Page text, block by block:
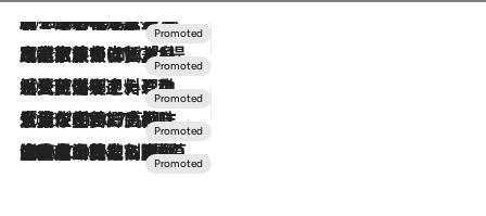
2026.8.7
【トンボの足水浴】ヒノキの香りに包まれて涼感マックス！約13℃の湧水かけ流しを避暑地「星野温泉 トンボの湯」で体験
2026.7.31
【ホテル帰省】という選択肢をOMOが提案。家族とほどよい距離を保つには「昼は実家、夜は気兼ねなくホテルで！」
2026.7.24
【夏限定ディナーコース】旬を迎える稚鮎や花ズッキーニなどをイタリア・トスカーナの郷土料理の手法で満喫！
2026.7.17
「土佐和ハーブかき氷」がOMO7高知に登場！生姜、山椒、大葉など目にも舌にも涼を呼ぶ郷土の味
2026.7.10
NEW OPEN！【界 草津】名湯の地に誕生。趣の異なる2種の温泉と上州ならではの会席・蕎麦割烹など美食を味わう究極の癒やし旅